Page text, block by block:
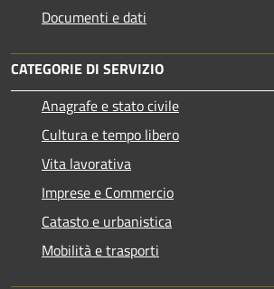
Documenti e dati
CATEGORIE DI SERVIZIO
Anagrafe e stato civile
Cultura e tempo libero
Vita lavorativa
Imprese e Commercio
Catasto e urbanistica
Mobilità e trasporti